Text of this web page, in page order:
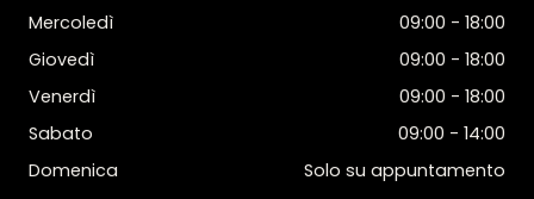
Mercoledì
09:00 - 18:00
Giovedì
09:00 - 18:00
Venerdì
09:00 - 18:00
Sabato
09:00 - 14:00
Domenica
Solo su appuntamento